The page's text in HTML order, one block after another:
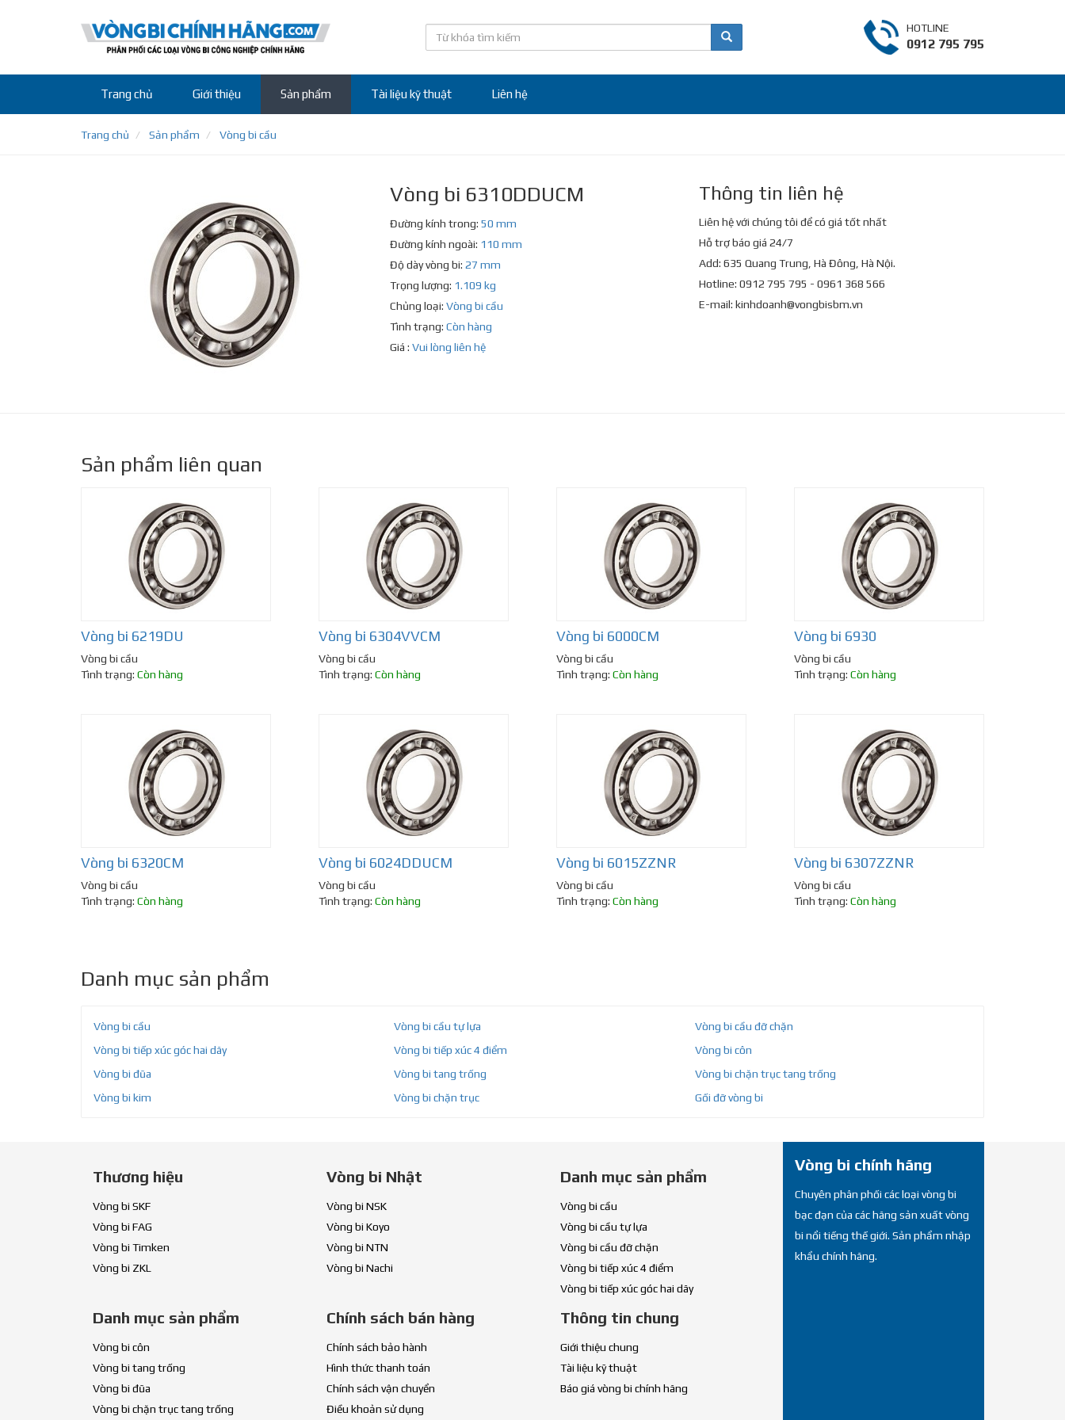
HOTLINE
0912 795 795
Trang chủ Giới thiệu Sản phẩm Tài liệu kỹ thuật Liên hệ
Trang chủ Sản phẩm Vòng bi cầu
Vòng bi 6310DDUCM
Đường kính trong: 50 mm
Đường kính ngoài: 110 mm
Độ dày vòng bi: 27 mm
Trọng lượng: 1.109 kg
Chủng loại: Vòng bi cầu
Tình trạng: Còn hàng
Giá : Vui lòng liên hệ
Thông tin liên hệ
Liên hệ với chúng tôi để có giá tốt nhất
Hỗ trợ báo giá 24/7
Add: 635 Quang Trung, Hà Đông, Hà Nội.
Hotline: 0912 795 795 - 0961 368 566
E-mail: kinhdoanh@vongbisbm.vn
Sản phẩm liên quan
Vòng bi 6219DU
Vòng bi cầu
Tình trạng: Còn hàng
Vòng bi 6304VVCM
Vòng bi cầu
Tình trạng: Còn hàng
Vòng bi 6000CM
Vòng bi cầu
Tình trạng: Còn hàng
Vòng bi 6930
Vòng bi cầu
Tình trạng: Còn hàng
Vòng bi 6320CM
Vòng bi cầu
Tình trạng: Còn hàng
Vòng bi 6024DDUCM
Vòng bi cầu
Tình trạng: Còn hàng
Vòng bi 6015ZZNR
Vòng bi cầu
Tình trạng: Còn hàng
Vòng bi 6307ZZNR
Vòng bi cầu
Tình trạng: Còn hàng
Danh mục sản phẩm
Vòng bi cầu Vòng bi cầu tự lựa
Vòng bi cầu đỡ chặn
Vòng bi tiếp xúc góc hai dãy
Vòng bi tiếp xúc 4 điểm
Vòng bi côn
Vòng bi đũa
Vòng bi tang trống
Vòng bi chặn trục tang trống
Vòng bi kim
Vòng bi chặn trục Gối đỡ vòng bi
Thương hiệu
Vòng bi SKF
Vòng bi FAG
Vòng bi Timken
Vòng bi ZKL
Vòng bi Nhật
Vòng bi NSK
Vòng bi Koyo
Vòng bi NTN
Vòng bi Nachi
Danh mục sản phẩm
Vòng bi cầu
Vòng bi cầu tự lựa
Vòng bi cầu đỡ chặn
Vòng bi tiếp xúc 4 điểm
Vòng bi tiếp xúc góc hai dãy
Danh mục sản phẩm
Vòng bi côn
Vòng bi tang trống
Vòng bi đũa
Vòng bi chặn trục tang trống
Chính sách bán hàng
Chính sách bảo hành
Hình thức thanh toán
Chính sách vận chuyển
Điều khoản sử dụng
Thông tin chung
Giới thiệu chung
Tài liệu kỹ thuật
Báo giá vòng bi chính hãng
Vòng bi chính hãng
Chuyên phân phối các loại vòng bi
bạc đạn của các hãng sản xuất vòng
bi nổi tiếng thế giới. Sản phẩm nhập
khẩu chính hãng.